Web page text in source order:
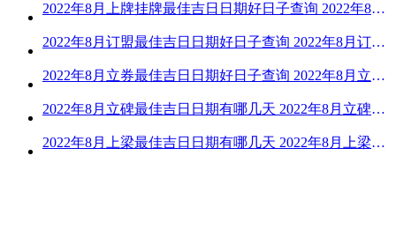
2022年8月上牌挂牌最佳吉日日期好日子查询 2022年8月上牌吉日精选
2022年8月订盟最佳吉日日期好日子查询 2022年8月订盟黄道吉日一览
2022年8月立券最佳吉日日期好日子查询 2022年8月立券的黄道吉日一览
2022年8月立碑最佳吉日日期有哪几天 2022年8月立碑吉日查询
2022年8月上梁最佳吉日日期有哪几天 2022年8月上梁的黄道吉日